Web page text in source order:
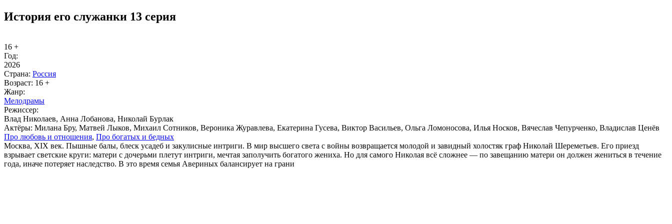
История его служанки 13 серия
16 +
Год:
2026
Стра­на: Рос­сия
Воз­раст: 16 +
Жанр:
Ме­ло­дра­мы
Ре­жис­сер:
Влад Николаев, Анна Лобанова, Николай Бурлак
Ак­тё­ры: Милана Бру, Матвей Лыков, Михаил Сотников, Вероника Журавлева, Екатерина Гусева, Виктор Васильев, Ольга Ломоносова, Илья Носков, Вячеслав Чепурченко, Владислав Ценёв
Про лю­бовь и от­но­ше­ния, Про бо­га­тых и бед­ных
Москва, XIX век. Пышные балы, блеск усадеб и закулисные интриги. В мир высшего света с войны возвращается молодой и завидный холостяк граф Николай Шереметьев. Его приезд
взрывает светские круги: матери с дочерьми плетут интриги, мечтая заполучить богатого жениха. Но для самого Николая всё сложнее — по завещанию матери он должен жениться в течение
года, иначе потеряет наследство. В это время семья Авериных балансирует на грани